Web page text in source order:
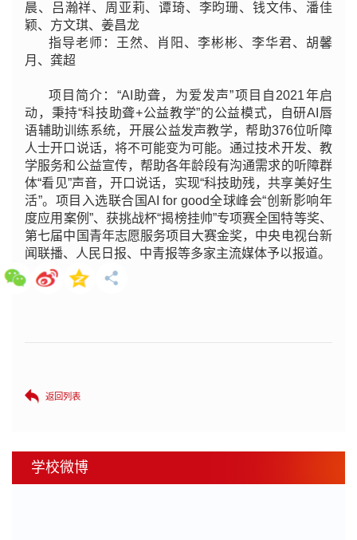
晨、吕瀚祥、周亚莉、谭琦、李昀珊、钱文伟、潘佳
颖、方文琪、姜昌龙
指导老师：王然、肖阳、李彬彬、李华君、胡馨
月、龚超
项目简介：“AI助聋，为爱发声”项目自2021年启
动，秉持“科技助聋+公益教学”的公益模式，自研AI唇
语辅助训练系统，开展公益发声教学，帮助376位听障
人士开口说话，将不可能变为可能。通过技术开发、教
学服务和公益宣传，帮助各年龄段有沟通需求的听障群
体“看见”声音，开口说话，实现“科技助残，共享美好生
活”。项目入选联合国AI for good全球峰会“创新影响年
度应用案例”、获挑战杯“揭榜挂帅”专项赛全国特等奖、
第七届中国青年志愿服务项目大赛金奖，中央电视台新
闻联播、人民日报、中青报等多家主流媒体予以报道。
返回列表
学校微博